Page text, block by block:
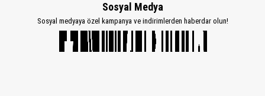
Sosyal Medya
Sosyal medyaya özel kampanya ve indirimlerden haberdar olun!